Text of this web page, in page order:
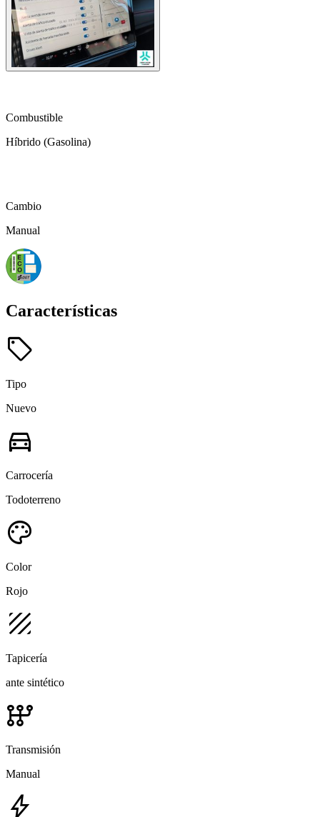
Combustible
Híbrido (Gasolina)
Cambio
Manual
Características
sell
Tipo
Nuevo
directions_car
Carrocería
Todoterreno
palette
Color
Rojo
texture
Tapicería
ante sintético
auto_transmission
Transmisión
Manual
bolt